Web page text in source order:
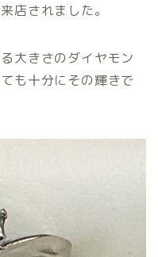
店されました。
大きさのダイヤモン
も十分にその輝きで